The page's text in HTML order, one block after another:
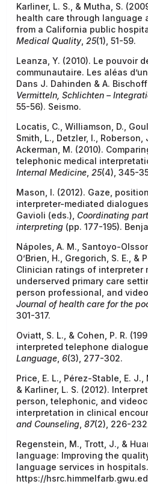
Karliner, L. S., & Mutha, S.
health care through language
from a California public
Medical Quality, 25(1), 51-59.
Leanza, Y. (2010). Le pouvoir
communautaire. Les aléas
Dans J. Dahinden & A. Bischoff
Vermitteln, Schlichten –
55-56). Seismo.
Locatis, C., Williamson, D.,
Smith, L., Detzler, I., Roberson,
Ackerman, M. (2010).
telephonic medical
Internal Medicine 25(4), 345-
Mason, I. (2012). Gaze,
interpreter-mediated
Gavioli (eds.), Coordinating
interpreting (pp. 177-195).
Nápoles, A. M., Santoyo-
O’Brien, H., Gregorich, S. E., &
Clinician ratings of interpreter
underserved primary care
person professional, and
Journal of health care for the
301-317.
Oviatt, S. L., & Cohen, P. R.
interpreted telephone
Language 6(3), 277-302.
Price, E. L., Pérez-Stable, E. J.,
& Karliner, L. S. (2012).
person, telephonic, and
interpretation in clinical
and Counseling 87(2), 226-
Regenstein, M., Trott, J., &
language: Improving the
language services in
https://